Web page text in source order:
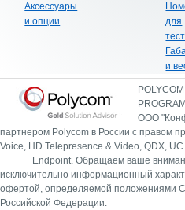
Аксессуары
и опции
для
и
PROGRAM
ООО
партнером Polycom в России с правом
Voice, HD Telepresence & Video, QDX,
Endpoint. Обращаем ваше
исключительно информационный
офертой, определяемой положениями
Российской Федерации.